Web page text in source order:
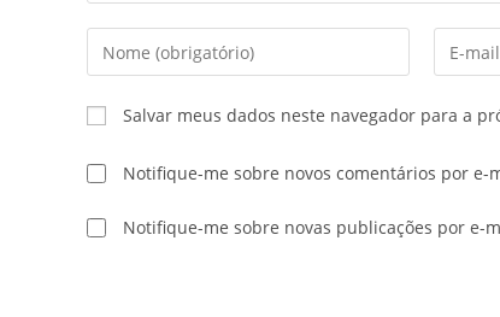
Salvar meus dados neste navegador para a
Notifique-me sobre novos comentários por e-
Notifique-me sobre novas publicações por e-